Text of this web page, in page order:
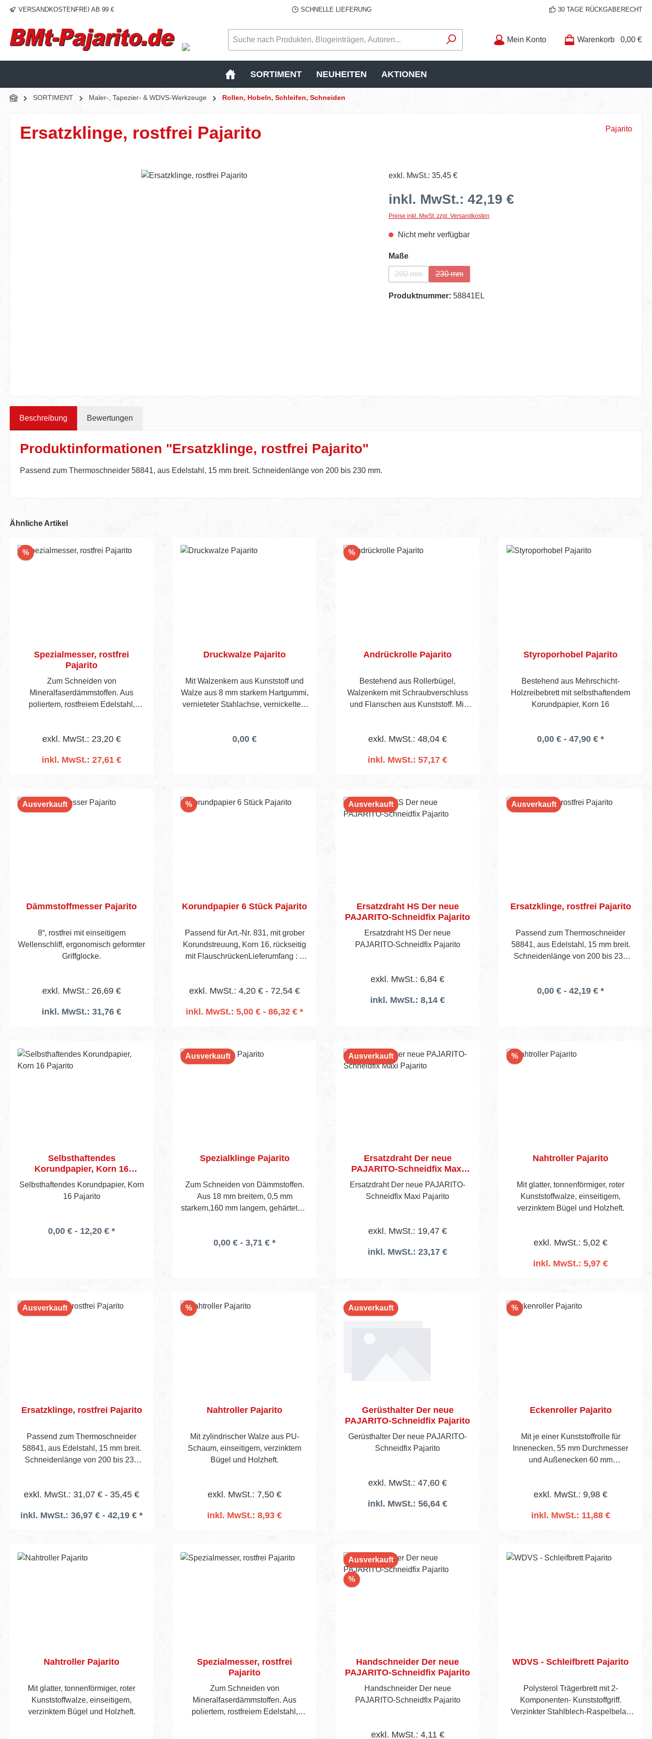
Hauptinhalt springen
Zur Suche springen
Zur Hauptnavigation springen
VERSANDKOSTENFREI AB 99 € SCHNELLE LIEFERUNG 30 TAGE RÜCKGABERECHT
Mein Konto Warenkorb 0,00 €
SORTIMENT NEUHEITEN AKTIONEN
SORTIMENT Maler-, Tapezier- & WDVS-Werkzeuge Rollen, Hobeln, Schleifen, Schneiden
Ersatzklinge, rostfrei Pajarito Pajarito
exkl. MwSt.: 35,45 €
inkl. MwSt.: 42,19 €
Preise inkl. MwSt. zzgl. Versandkosten
Nicht mehr verfügbar
Maßeauswählen
200 mm
(Diese Option ist zurzeit nicht verfügbar.)
230 mm
(Diese Option ist zurzeit nicht verfügbar.)
Produktnummer: 58841EL
Beschreibung Bewertungen
Produktinformationen "Ersatzklinge, rostfrei Pajarito"
Passend zum Thermoschneider 58841, aus Edelstahl, 15 mm breit. Schneidenlänge von 200 bis 230 mm.
Ähnliche Artikel
%Rabatt
Spezialmesser, rostfrei
Pajarito
Zum Schneiden von
Mineralfaserdämmstoffen. Aus
poliertem, rostfreiem Edelstahl,
exkl. MwSt.: 23,20 €
inkl. MwSt.: 27,61 €
Druckwalze Pajarito
Mit Walzenkern aus Kunststoff und
Walze aus 8 mm starkem Hartgummi,
vernieteter Stahlachse, vernickeltem
0,00 €
%Rabatt
Andrückrolle Pajarito
Bestehend aus Rollerbügel,
Walzenkern mit Schraubverschluss
und Flanschen aus Kunststoff. Mit
exkl. MwSt.: 48,04 €
inkl. MwSt.: 57,17 €
Styroporhobel Pajarito
Bestehend aus Mehrschicht-
Holzreibebrett mit selbsthaftendem
Korundpapier, Korn 16
0,00 € - 47,90 € *
Ausverkauft
Dämmstoffmesser Pajarito
8“, rostfrei mit einseitigem
Wellenschliff, ergonomisch geformter
Griffglocke.
exkl. MwSt.: 26,69 €
inkl. MwSt.: 31,76 €
%Rabatt
Korundpapier 6 Stück Pajarito
Passend für Art.-Nr. 831, mit grober
Korundstreuung, Korn 16, rückseitig
mit FlauschrückenLieferumfang : 6
exkl. MwSt.: 4,20 € - 72,54 €
inkl. MwSt.: 5,00 € - 86,32 € *
Ausverkauft
Ersatzdraht HS Der neue
PAJARITO-Schneidfix Pajarito
Ersatzdraht HS Der neue
PAJARITO-Schneidfix Pajarito
exkl. MwSt.: 6,84 €
inkl. MwSt.: 8,14 €
Ausverkauft
Ersatzklinge, rostfrei Pajarito
Passend zum Thermoschneider
58841, aus Edelstahl, 15 mm breit.
Schneidenlänge von 200 bis 230
0,00 € - 42,19 € *
Selbsthaftendes
Korundpapier, Korn 16
Pajarito
Selbsthaftendes Korundpapier, Korn
16 Pajarito
0,00 € - 12,20 € *
Ausverkauft
Spezialklinge Pajarito
Zum Schneiden von Dämmstoffen.
Aus 18 mm breitem, 0,5 mm
starkem,160 mm langem, gehärtetem
jedem gebräuchlichen
0,00 € - 3,71 € *
Ausverkauft
Ersatzdraht Der neue
PAJARITO-Schneidfix Maxi
Pajarito
Ersatzdraht Der neue PAJARITO-
Schneidfix Maxi Pajarito
exkl. MwSt.: 19,47 €
inkl. MwSt.: 23,17 €
%Rabatt
Nahtroller Pajarito
Mit glatter, tonnenförmiger, roter
Kunststoffwalze, einseitigem,
verzinktem Bügel und Holzheft.
exkl. MwSt.: 5,02 €
inkl. MwSt.: 5,97 €
Ausverkauft
Ersatzklinge, rostfrei Pajarito
Passend zum Thermoschneider
58841, aus Edelstahl, 15 mm breit.
Schneidenlänge von 200 bis 230
exkl. MwSt.: 31,07 € - 35,45 €
inkl. MwSt.: 36,97 € - 42,19 € *
%Rabatt
Nahtroller Pajarito
Mit zylindrischer Walze aus PU-
Schaum, einseitigem, verzinktem
Bügel und Holzheft.
exkl. MwSt.: 7,50 €
inkl. MwSt.: 8,93 €
Ausverkauft
Gerüsthalter Der neue
PAJARITO-Schneidfix Pajarito
Gerüsthalter Der neue PAJARITO-
Schneidfix Pajarito
exkl. MwSt.: 47,60 €
inkl. MwSt.: 56,64 €
%Rabatt
Eckenroller Pajarito
Mit je einer Kunststoffrolle für
Innenecken, 55 mm Durchmesser
und Außenecken 60 mm
exkl. MwSt.: 9,98 €
inkl. MwSt.: 11,88 €
Nahtroller Pajarito
Mit glatter, tonnenförmiger, roter
Kunststoffwalze, einseitigem,
verzinktem Bügel und Holzheft.
Spezialmesser, rostfrei
Pajarito
Zum Schneiden von
Mineralfaserdämmstoffen. Aus
poliertem, rostfreiem Edelstahl,
Ausverkauft
%Rabatt
Handschneider Der neue
PAJARITO-Schneidfix Pajarito
Handschneider Der neue
PAJARITO-Schneidfix Pajarito
exkl. MwSt.: 4,11 €
WDVS - Schleifbrett Pajarito
Polysterol Trägerbrett mit 2-
Komponenten- Kunststoffgriff.
Verzinkter Stahlblech-Raspelbelag